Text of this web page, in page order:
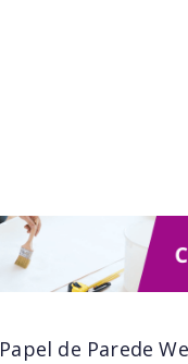
Papel de Parede